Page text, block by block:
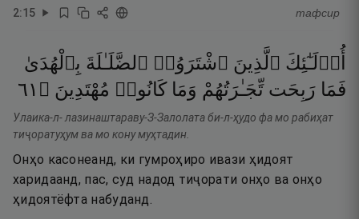
2:15 тафсир
أُو۟لَـٰٓئِكَ ٱلَّذِينَ ٱشْتَرَوُا۟ ٱلضَّلَـٰلَةَ بِٱلْهُدَىٰ
فَمَا رَبِحَت تِّجَـٰرَتُهُمْ وَمَا كَانُوا۟ مُهْتَدِينَ ۝ ١٦
Улаика-л- лазинаштараву-З-Залолата би-л-ҳудо фа мо рабиҳат
тиҷоратуҳум ва мо кону муҳтадин.
Онҳо касонеанд, ки гумроҳиро ивази ҳидоят
харидаанд, пас, суд надод тиҷорати онҳо ва онҳо
ҳидоятёфта набуданд.